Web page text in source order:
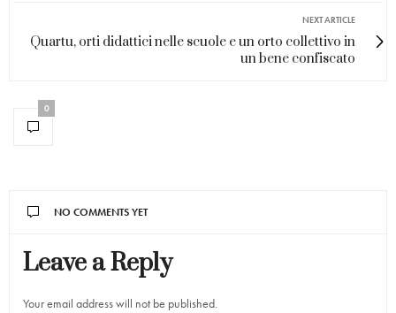
NEXT ARTICLE
Quartu, orti didattici nelle scuole e un orto collettivo in
un bene confiscato
0
NO COMMENTS YET
Leave a Reply
Your email address will not be published.